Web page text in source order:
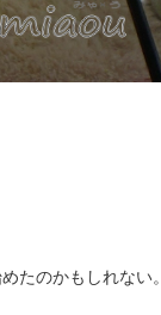
たのかもしれない。